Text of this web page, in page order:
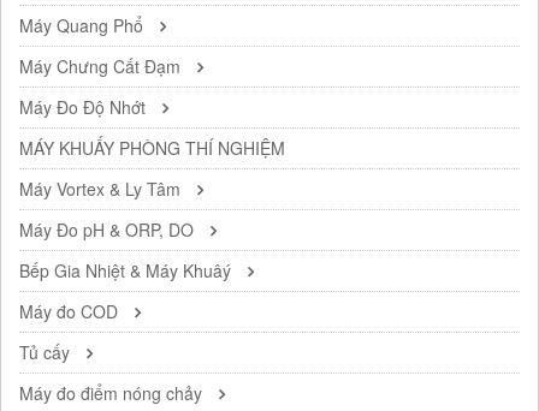
Máy Quang Phổ
Máy Chưng Cất Đạm
Máy Đo Độ Nhớt
MÁY KHUẤY PHÒNG THÍ NGHIỆM
Máy Vortex & Ly Tâm
Máy Đo pH & ORP, DO
Bếp Gia Nhiệt & Máy Khuâý
Máy đo COD
Tủ cấy
Máy đo điểm nóng chảy